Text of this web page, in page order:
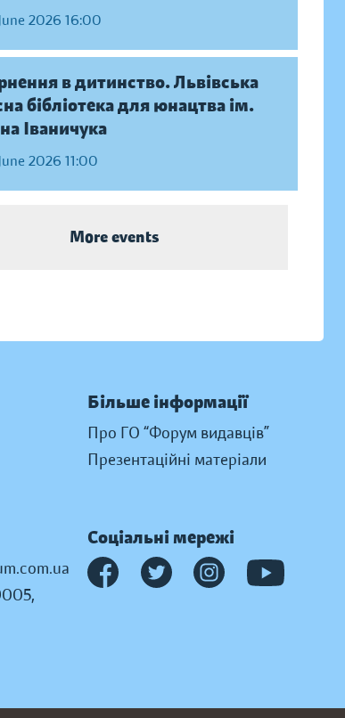
2026 16:00
в дитинство. Львівська
бібліотека для юнацтва ім.
Іваничука
2026 11:00
More events
Більше інформації
Про ГО “Форум видавців”
Презентаційні матеріали
Соціальні мережі